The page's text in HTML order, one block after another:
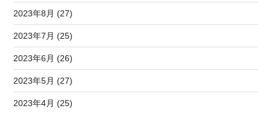
2023年8月 (27)
2023年7月 (25)
2023年6月 (26)
2023年5月 (27)
2023年4月 (25)